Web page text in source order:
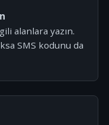
alanlara yazın.
SMS kodunu da